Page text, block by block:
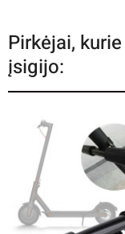
Pirkėjai,
įsigijo: